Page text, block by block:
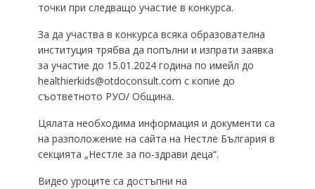
точки при следващо участие в конкурса.
За да участва в конкурса всяка образователна
институция трябва да попълни и изпрати заявка
за участие до 15.01.2024 година по имейл до
healthierkids@otdoconsult.com с копие до
съответното РУО/ Община.
Цялата необходима информация и документи са
на разположение на сайта на Нестле България в
секцията „Нестле за по-здрави деца“.
Видео уроците са достъпни на